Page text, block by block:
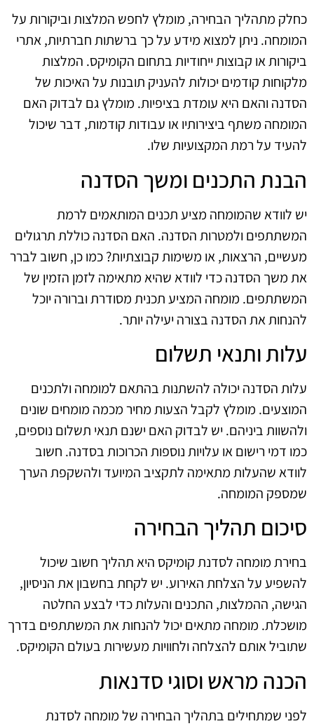
כחלק מתהליך הבחירה, מומלץ לחפש המלצות וביקורות על
המומחה. ניתן למצוא מידע על כך ברשתות חברתיות, אתרי
ביקורות או קבוצות ייחודיות בתחום הקומיקס. המלצות
מלקוחות קודמים יכולות להעניק תובנות על האיכות של
הסדנה והאם היא עומדת בציפיות. מומלץ גם לבדוק האם
המומחה משתף ביצירותיו או עבודות קודמות, דבר שיכול
להעיד על רמת המקצועיות שלו.
הבנת התכנים ומשך הסדנה
יש לוודא שהמומחה מציע תכנים המותאמים לרמת
המשתתפים ולמטרות הסדנה. האם הסדנה כוללת תרגולים
מעשיים, הרצאות, או משימות קבוצתיות? כמו כן, חשוב לברר
את משך הסדנה כדי לוודא שהיא מתאימה לזמן הזמין של
המשתתפים. מומחה המציע תכנית מסודרת וברורה יוכל
להנחות את הסדנה בצורה יעילה יותר.
עלות ותנאי תשלום
עלות הסדנה יכולה להשתנות בהתאם למומחה ולתכנים
המוצעים. מומלץ לקבל הצעות מחיר מכמה מומחים שונים
ולהשוות ביניהם. יש לבדוק האם ישנם תנאי תשלום נוספים,
כמו דמי רישום או עלויות נוספות הכרוכות בסדנה. חשוב
לוודא שהעלות מתאימה לתקציב המיועד ולהשקפת הערך
שמספק המומחה.
סיכום תהליך הבחירה
בחירת מומחה לסדנת קומיקס היא תהליך חשוב שיכול
להשפיע על הצלחת האירוע. יש לקחת בחשבון את הניסיון,
הגישה, ההמלצות, התכנים והעלות כדי לבצע החלטה
מושכלת. מומחה מתאים יכול להנחות את המשתתפים בדרך
שתוביל אותם להצלחה ולחוויות מעשירות בעולם הקומיקס.
הכנה מראש וסוגי סדנאות
לפני שמתחילים בתהליך הבחירה של מומחה לסדנת